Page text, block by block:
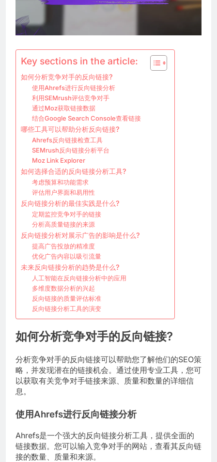
Key sections in the article:
如何分析竞争对手的反向链接?
使用Ahrefs进行反向链接分析
利用SEMrush评估竞争对手
通过Moz获取链接数据
结合Google Search Console查看链接
哪些工具可以帮助分析反向链接?
Ahrefs反向链接检查工具
SEMrush反向链接分析平台
Moz Link Explorer
如何选择合适的反向链接分析工具?
考虑预算和功能需求
评估用户界面和易用性
反向链接分析的最佳实践是什么?
定期监控竞争对手的链接
分析高质量链接的来源
反向链接分析对展示广告的影响是什么?
提高广告投放的精准度
优化广告内容以吸引流量
未来反向链接分析的趋势是什么?
人工智能在反向链接分析中的应用
多维度数据分析的兴起
反向链接的质量评估标准
反向链接分析工具的演变
如何分析竞争对手的反向链接?
分析竞争对手的反向链接可以帮助您了解他们的SEO策
略，并发现潜在的链接机会。通过使用专业工具，您可
以获取有关竞争对手链接来源、质量和数量的详细信
息。
使用Ahrefs进行反向链接分析
Ahrefs是一个强大的反向链接分析工具，提供全面的
链接数据。您可以输入竞争对手的网站，查看其反向链
接的数量、质量和来源。